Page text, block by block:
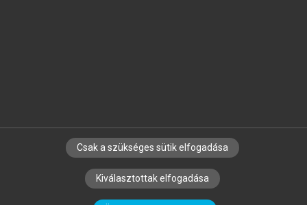
SZERZŐKNEK CÉGEKNEK KÖNYVTÁROSOKNAK
SZERKESZTÉSI ÉS LEKTORÁLÁSI ALAPELVEK
Csak a szükséges sütik elfogadása
Kiválasztottak elfogadása